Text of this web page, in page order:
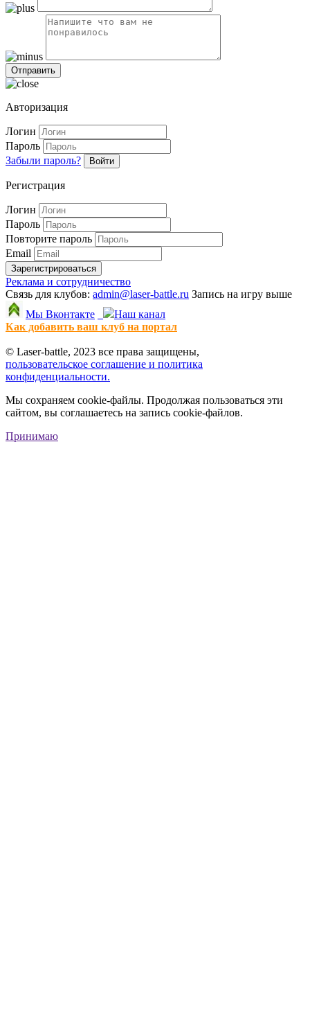
Авторизация
Логин
Пароль
Забыли пароль?
Войти
Регистрация
Логин
Пароль
Повторите пароль
Email
Зарегистрироваться
Реклама и сотрудничество
Связь для клубов: admin@laser-battle.ru Запись на игру выше
Мы Вконтакте
Наш канал
Как добавить ваш клуб на портал
© Laser-battle, 2023 все права защищены,
пользовательское соглашение и политика
конфиденциальности.
Мы сохраняем cookie-файлы. Продолжая пользоваться эти
сайтом, вы соглашаетесь на запись cookie-файлов.
Принимаю